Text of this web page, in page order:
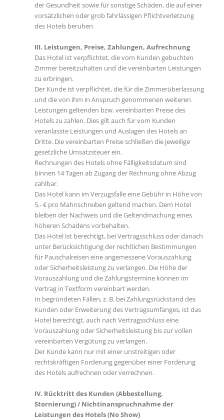
der Gesundheit sowie für sonstige Schäden, die auf einer
vorsätzlichen oder grob fahrlässigen Pflichtverletzung
des Hotels beruhen
III. Leistungen, Preise, Zahlungen, Aufrechnung
Das Hotel ist verpflichtet, die vom Kunden gebuchten
Zimmer bereitzuhalten und die vereinbarten Leistungen
zu erbringen.
Der Kunde ist verpflichtet, die für die Zimmerüberlassung
und die von ihm in Anspruch genommenen weiteren
Leistungen geltenden bzw. vereinbarten Preise des
Hotels zu zahlen. Dies gilt auch für vom Kunden
veranlasste Leistungen und Auslagen des Hotels an
Dritte. Die vereinbarten Preise schließen die jeweilige
gesetzliche Umsatzsteuer ein.
Rechnungen des Hotels ohne Fälligkeitsdatum sind
binnen 14 Tagen ab Zugang der Rechnung ohne Abzug
zahlbar.
Das Hotel kann im Verzugsfalle eine Gebühr in Höhe von
5,- € pro Mahnschreiben geltend machen. Dem Hotel
bleiben der Nachweis und die Geltendmachung eines
höheren Schadens vorbehalten.
Das Hotel ist berechtigt, bei Vertragsschluss oder danach
unter Berücksichtigung der rechtlichen Bestimmungen
für Pauschalreisen eine angemessene Vorauszahlung
oder Sicherheitsleistung zu verlangen. Die Höhe der
Vorauszahlung und die Zahlungstermine können im
Vertrag in Textform vereinbart werden.
In begründeten Fällen, z. B. bei Zahlungsrückstand des
Kunden oder Erweiterung des Vertragsumfanges, ist das
Hotel berechtigt, auch nach Vertragsschluss eine
Vorauszahlung oder Sicherheitsleistung bis zur vollen
vereinbarten Vergütung zu verlangen.
Der Kunde kann nur mit einer unstreitigen oder
rechtskräftigen Forderung gegenüber einer Forderung
des Hotels aufrechnen oder verrechnen.
IV. Rücktritt des Kunden (Abbestellung,
Stornierung) / Nichtinanspruchnahme der
Leistungen des Hotels (No Show)